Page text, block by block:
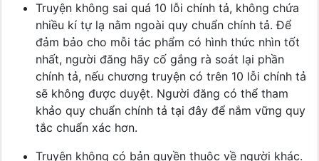
Truyện không sai quá 10 lỗi chính tả, không chứa
nhiều kí tự lạ nằm ngoài quy chuẩn chính tả. Để
đảm bảo cho mỗi tác phẩm có hình thức nhìn tốt
nhất, người đăng hãy cố gắng rà soát lại phần
chính tả, nếu chương truyện có trên 10 lỗi chính tả
sẽ không được duyệt. Người đăng có thể tham
khảo quy chuẩn chính tả tại đây để nắm vững quy
tắc chuẩn xác hơn.
Truyện không có bản quyền thuộc về người khác.